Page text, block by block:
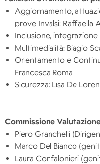
Aggiornamento,
prove Invalsi: Raffaella
Inclusione, integrazione
Multimedialità: Biagio
Orientamento e
Francesca Roma
Sicurezza: Lisa De
Commissione
Piero Granchelli
Marco Del Bianco
Laura Confalonieri